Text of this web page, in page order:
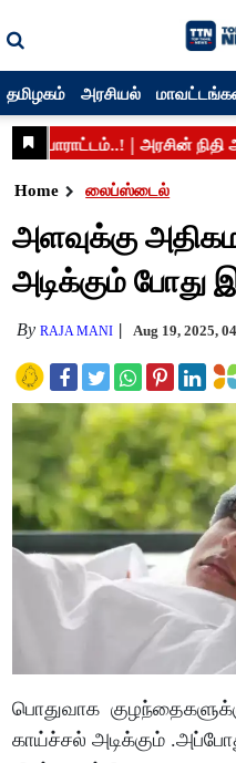
தமிழகம் அரசியல்
Home லைப்ஸ்டைல்
அளவுக்கு
அடிக்கும் போது
ByRAJA MANI Aug 19, 2025,
பொதுவாக
காய்ச்சல் அடிக்கும்